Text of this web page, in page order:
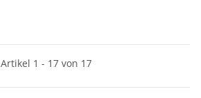
Artikel 1 - 17 von 17